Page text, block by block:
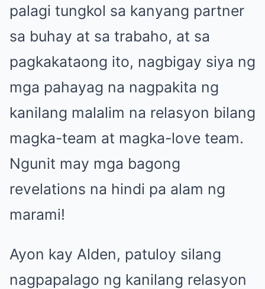
palagi tungkol sa kanyang partner
sa buhay at sa trabaho, at sa
pagkakataong ito, nagbigay siya ng
mga pahayag na nagpakita ng
kanilang malalim na relasyon bilang
magka-team at magka-love team.
Ngunit may mga bagong
revelations na hindi pa alam ng
marami!
Ayon kay Alden, patuloy silang
nagpapalago ng kanilang relasyon